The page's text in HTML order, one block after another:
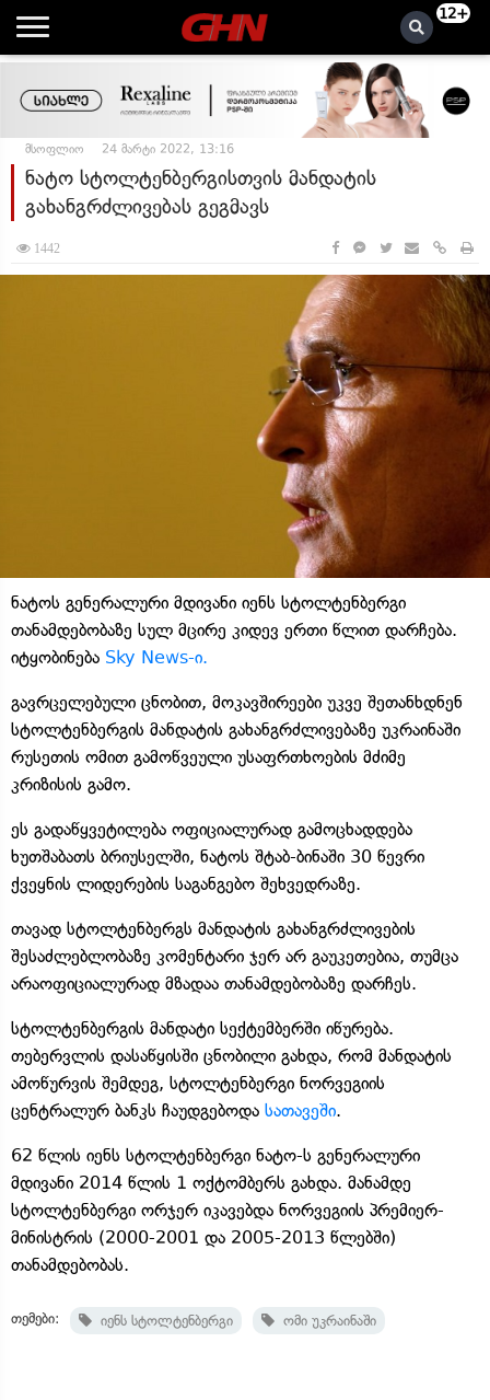
12+
მსოფლიო 24 მარტი 2022, 13:16
ნატო სტოლტენბერგისთვის მანდატის
გახანგრძლივებას გეგმავს
1442
ნატოს გენერალური მდივანი იენს სტოლტენბერგი
თანამდებობაზე სულ მცირე კიდევ ერთი წლით დარჩება.
იტყობინება Sky News-ი.
გავრცელებული ცნობით, მოკავშირეები უკვე შეთანხდნენ
სტოლტენბერგის მანდატის გახანგრძლივებაზე უკრაინაში
რუსეთის ომით გამოწვეული უსაფრთხოების მძიმე
კრიზისის გამო.
ეს გადაწყვეტილება ოფიციალურად გამოცხადდება
ხუთშაბათს ბრიუსელში, ნატოს შტაბ-ბინაში 30 წევრი
ქვეყნის ლიდერების საგანგებო შეხვედრაზე.
თავად სტოლტენბერგს მანდატის გახანგრძლივების
შესაძლებლობაზე კომენტარი ჯერ არ გაუკეთებია, თუმცა
არაოფიციალურად მზადაა თანამდებობაზე დარჩეს.
სტოლტენბერგის მანდატი სექტემბერში იწურება.
თებერვლის დასაწყისში ცნობილი გახდა, რომ მანდატის
ამოწურვის შემდეგ, სტოლტენბერგი ნორვეგიის
ცენტრალურ ბანკს ჩაუდგებოდა სათავეში.
62 წლის იენს სტოლტენბერგი ნატო-ს გენერალური
მდივანი 2014 წლის 1 ოქტომბერს გახდა. მანამდე
სტოლტენბერგი ორჯერ იკავებდა ნორვეგიის პრემიერ-
მინისტრის (2000-2001 და 2005-2013 წლებში)
თანამდებობას.
თემები: იენს სტოლტენბერგი ომი უკრაინაში